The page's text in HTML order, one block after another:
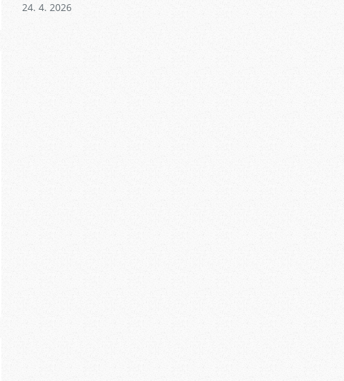
24. 4. 2026